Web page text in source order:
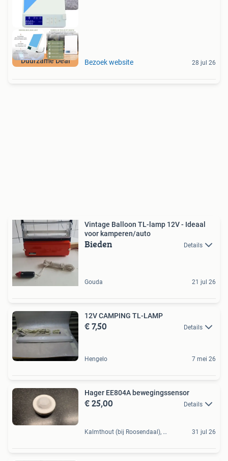
Duurzame Deal Bezoek website 28 jul 26
Vintage Balloon TL-lamp 12V - Ideaal
voor kamperen/auto
Bieden Details
Gouda 21 jul 26
12V CAMPING TL-LAMP
€ 7,50 Details
Hengelo 7 mei 26
Hager EE804A bewegingssensor
€ 25,00 Details
Kalmthout (bij Roosendaal), BE 31 jul 26